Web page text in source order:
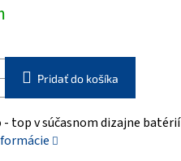
Pridať do košíka
- top v súčasnom dizajne batérií